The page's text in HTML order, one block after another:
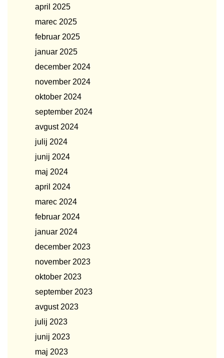
april 2025
marec 2025
februar 2025
januar 2025
december 2024
november 2024
oktober 2024
september 2024
avgust 2024
julij 2024
junij 2024
maj 2024
april 2024
marec 2024
februar 2024
januar 2024
december 2023
november 2023
oktober 2023
september 2023
avgust 2023
julij 2023
junij 2023
maj 2023